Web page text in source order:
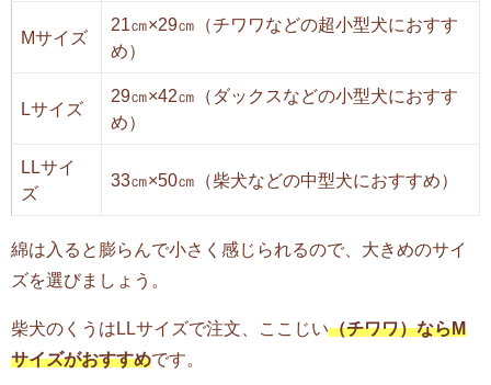
Mサイズ
21㎝×29㎝（チワワなどの超小型犬におすす
め）
Lサイズ
29㎝×42㎝（ダックスなどの小型犬におすす
め）
LLサイ
ズ
33㎝×50㎝（柴犬などの中型犬におすすめ）
綿は入ると膨らんで小さく感じられるので、大きめのサイ
ズを選びましょう。
柴犬のくうはLLサイズで注文、ここじい（チワワ）ならM
サイズがおすすめです。